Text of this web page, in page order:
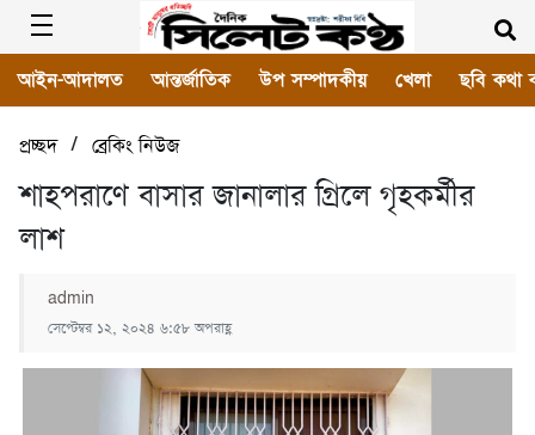
আইন-আদালত আন্তর্জাতিক উপ সম্পাদকীয় খেলা ছবি কথা
প্রচ্ছদ/ ব্রেকিং নিউজ
শাহপরাণে বাসার জানালার গ্রিলে গৃহকর্মীর
লাশ
admin
সেপ্টেম্বর ১২, ২০২৪ ৬:৫৮ অপরাহ্ণ